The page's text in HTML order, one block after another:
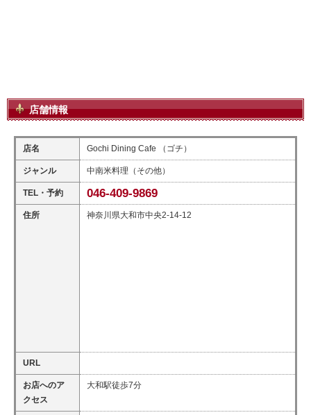
店舗情報
店名 Gochi Dining Cafe （ゴチ）
ジャンル 中南米料理（その他）
TEL・予約 046-409-9869
住所 神奈川県大和市中央2-14-12
URL
お店へのア
クセス
大和駅徒歩7分